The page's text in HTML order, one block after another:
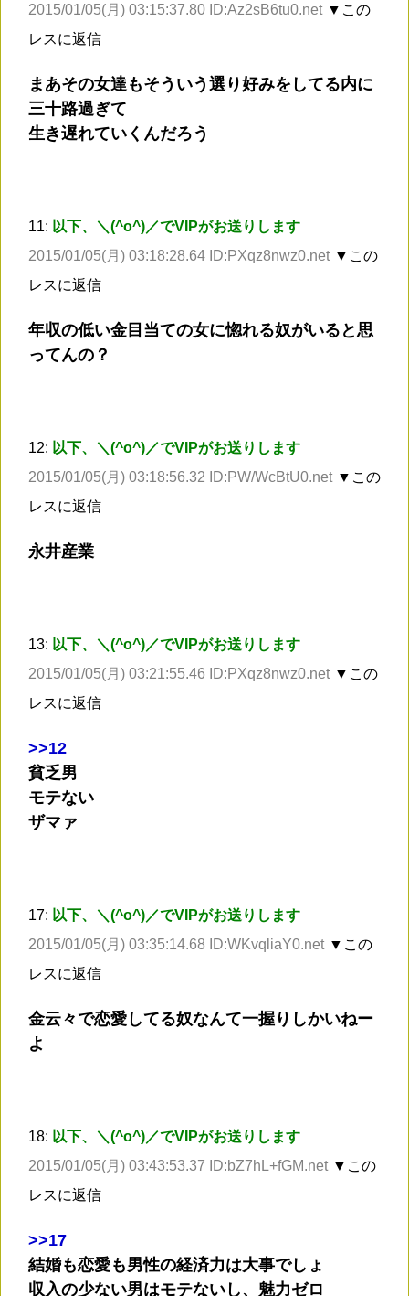
2015/01/05(月) 03:15:37.80 ID:Az2sB6tu0.net ▼この
レスに返信
まあその女達もそういう選り好みをしてる内に
三十路過ぎて
生き遅れていくんだろう
11: 以下、＼(^o^)／でVIPがお送りします
2015/01/05(月) 03:18:28.64 ID:PXqz8nwz0.net ▼この
レスに返信
年収の低い金目当ての女に惚れる奴がいると思
ってんの？
12: 以下、＼(^o^)／でVIPがお送りします
2015/01/05(月) 03:18:56.32 ID:PW/WcBtU0.net ▼この
レスに返信
永井産業
13: 以下、＼(^o^)／でVIPがお送りします
2015/01/05(月) 03:21:55.46 ID:PXqz8nwz0.net ▼この
レスに返信
>>12
貧乏男
モテない
ザマァ
17: 以下、＼(^o^)／でVIPがお送りします
2015/01/05(月) 03:35:14.68 ID:WKvqliaY0.net ▼この
レスに返信
金云々で恋愛してる奴なんて一握りしかいねー
よ
18: 以下、＼(^o^)／でVIPがお送りします
2015/01/05(月) 03:43:53.37 ID:bZ7hL+fGM.net ▼この
レスに返信
>>17
結婚も恋愛も男性の経済力は大事でしょ
収入の少ない男はモテないし、魅力ゼロ